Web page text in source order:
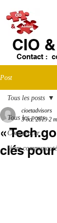
CIO
Contact :
Post
Tous les posts
Commencer
Votre communauté
Tous les posts
«
clés pour
cioetadvisors
3 oct. 2019 2